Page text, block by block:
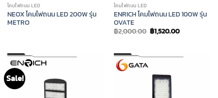
โคมไฟถนน LED
NEOX โคมไฟถนน LED 200W รุ่น
METRO
โคมไฟถนน LED
ENRICH โคมไฟถนน LED 100W รุ่น
OVATE
฿2,000.00 Original
price
฿1,520.00Current
Sale!